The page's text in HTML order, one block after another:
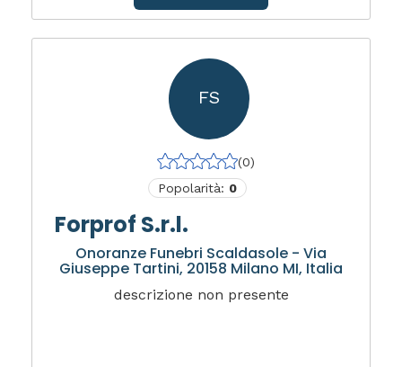
FS
(0)
Popolarità: 0
Forprof S.r.l.
Onoranze Funebri Scaldasole - Via
Giuseppe Tartini, 20158 Milano MI, Italia
descrizione non presente